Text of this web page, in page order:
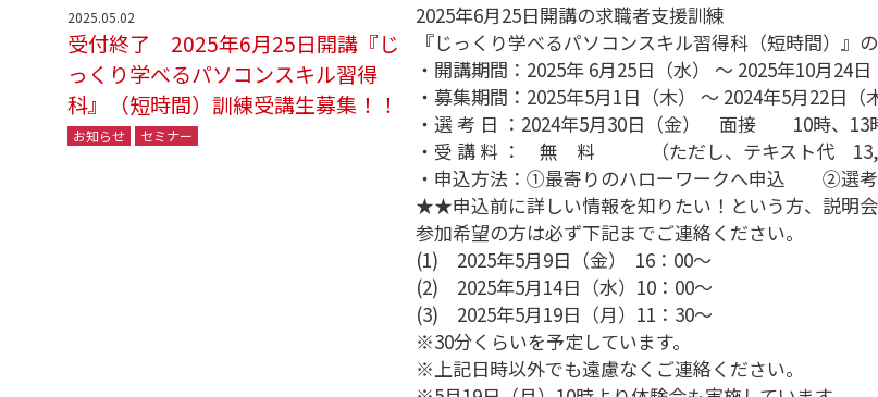
2025.05.02
受付終了 2025年6月25日開講『じ
っくり学べるパソコンスキル習得
科』（短時間）訓練受講生募集！！
お知らせ セミナー
2025年6月25日開講の求職者支援訓練
『じっくり学べるパソコンスキル習得科（短時間）』
・開講期間：2025年 6月25日（水） ～ 2025年10月24
・募集期間：2025年5月1日（木） ～ 2024年5月22日
・選 考 日 ：2024年5月30日（金） 面接 10時、13
・受 講 料 ： 無 料 （ただし、テキスト代
・申込方法：①最寄りのハローワークへ申込 ②選考
★★申込前に詳しい情報を知りたい！という方、説明
参加希望の方は必ず下記までご連絡ください。
(1) 2025年5月9日（金） 16：00～
(2) 2025年5月14日（水）10：00～
(3) 2025年5月19日（月）11：30～
※30分くらいを予定しています。
※上記日時以外でも遠慮なくご連絡ください。